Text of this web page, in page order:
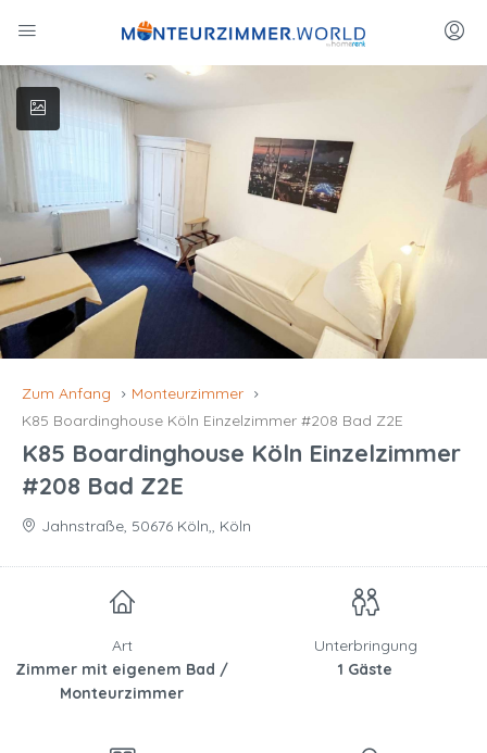
Zum Anfang
Monteurzimmer
K85 Boardinghouse Köln Einzelzimmer #208 Bad Z2E
K85 Boardinghouse Köln Einzelzimmer
#208 Bad Z2E
Jahnstraße, 50676 Köln,, Köln
Art
Zimmer mit eigenem Bad /
Monteurzimmer
Unterbringung
1 Gäste